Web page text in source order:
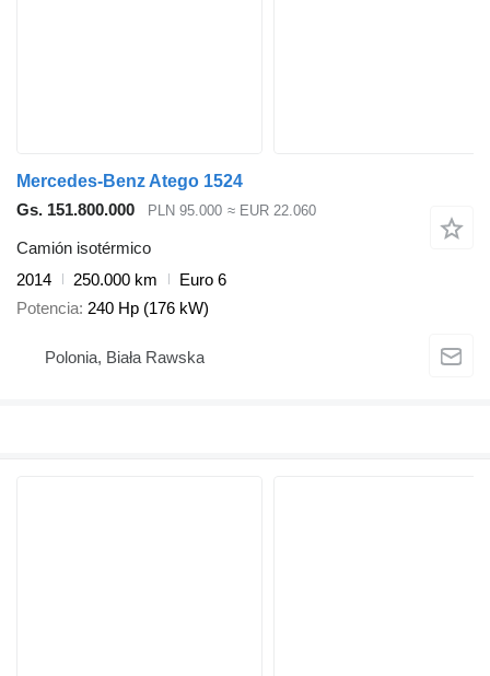
Mercedes-Benz Atego 1524
Gs. 151.800.000
PLN 95.000 ≈ EUR 22.060
Camión isotérmico
2014
250.000 km
Euro 6
Potencia 240 Hp (176 kW)
Polonia, Biała Rawska